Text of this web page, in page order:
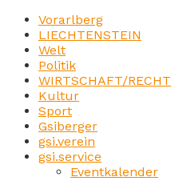
Vorarlberg
LIECHTENSTEIN
Welt
Politik
WIRTSCHAFT/RECHT
Kultur
Sport
Gsiberger
gsi.verein
gsi.service
Eventkalender